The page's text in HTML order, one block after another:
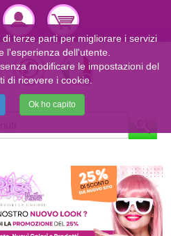
terze parti per migliorare i servizi
l'esperienza dell'utente.
modificare le impostazioni del
di ricevere i cookie.
Ok ho capito